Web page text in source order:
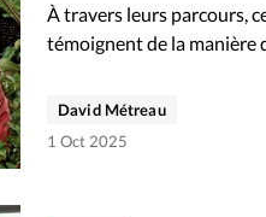
À travers leurs parcours,
témoignent de la manière
engagement.
David Métreau
1 Oct 2025